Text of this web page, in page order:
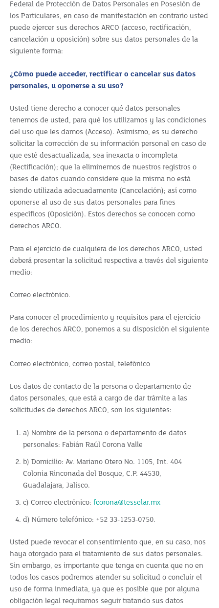
Federal de Protección de Datos Personales en Posesión de
los Particulares, en caso de manifestación en contrario usted
puede ejercer sus derechos ARCO (acceso, rectificación,
cancelación u oposición) sobre sus datos personales de la
siguiente forma:
¿Cómo puede acceder, rectificar o cancelar sus datos
personales, u oponerse a su uso?
Usted tiene derecho a conocer qué datos personales
tenemos de usted, para qué los utilizamos y las condiciones
del uso que les damos (Acceso). Asimismo, es su derecho
solicitar la corrección de su información personal en caso de
que esté desactualizada, sea inexacta o incompleta
(Rectificación); que la eliminemos de nuestros registros o
bases de datos cuando considere que la misma no está
siendo utilizada adecuadamente (Cancelación); así como
oponerse al uso de sus datos personales para fines
específicos (Oposición). Estos derechos se conocen como
derechos ARCO.
Para el ejercicio de cualquiera de los derechos ARCO, usted
deberá presentar la solicitud respectiva a través del siguiente
medio:
Correo electrónico.
Para conocer el procedimiento y requisitos para el ejercicio
de los derechos ARCO, ponemos a su disposición el siguiente
medio:
Correo electrónico, correo postal, telefónico
Los datos de contacto de la persona o departamento de
datos personales, que está a cargo de dar trámite a las
solicitudes de derechos ARCO, son los siguientes:
a) Nombre de la persona o departamento de datos
personales: Fabián Raúl Corona Valle
b) Domicilio: Av. Mariano Otero No. 1105, Int. 404
Colonia Rinconada del Bosque, C.P. 44530,
Guadalajara, Jalisco.
c) Correo electrónico:fcorona@tesselar.mx
d) Número telefónico: +52 33-1253-0750.
Usted puede revocar el consentimiento que, en su caso, nos
haya otorgado para el tratamiento de sus datos personales.
Sin embargo, es importante que tenga en cuenta que no en
todos los casos podremos atender su solicitud o concluir el
uso de forma inmediata, ya que es posible que por alguna
obligación legal requiramos seguir tratando sus datos